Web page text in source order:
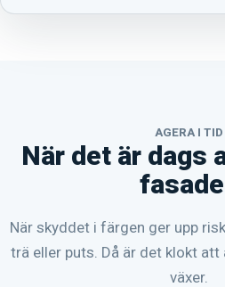
AGERA I TID
När det är dags
När skyddet i färgen ger upp
trä eller puts. Då är det klokt att
växer.